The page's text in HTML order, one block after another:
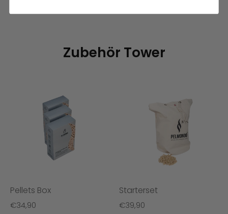
Zubehör Tower
Pellets Box
€34,90
Starterset
€39,90